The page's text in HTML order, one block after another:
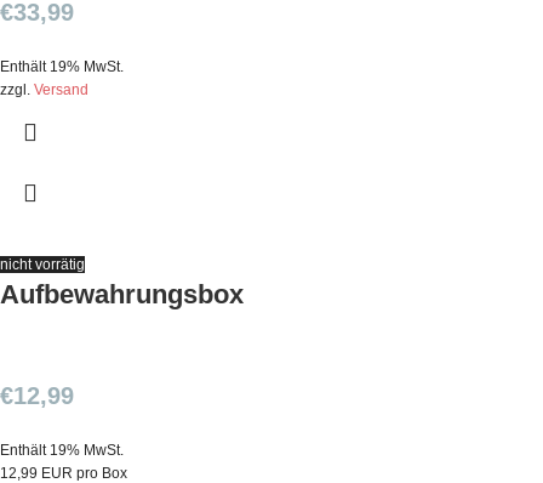
€33,99
Enthält 19% MwSt.
zzgl. Versand
nicht vorrätig
Aufbewahrungsbox
€12,99
Enthält 19% MwSt.
12,99 EUR pro Box